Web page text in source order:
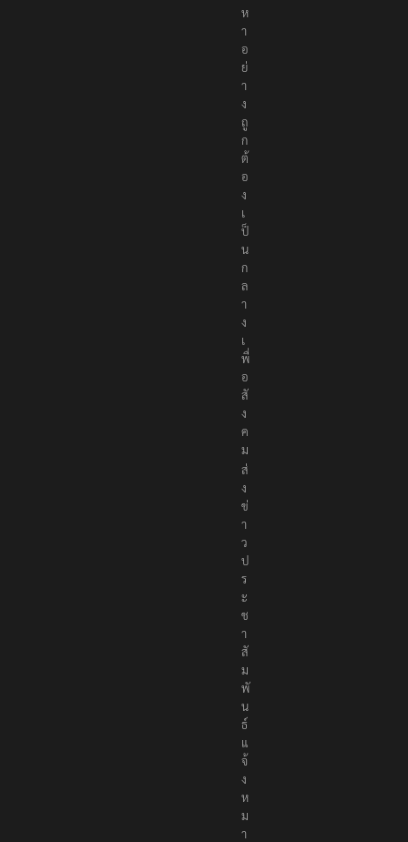
ห
า
อ
ย่
า
ง
ถู
ก
ต้
อ
ง
เ
ป็
น
ก
ล
า
ง
เ
พื่
อ
สั
ง
ค
ม
ส่
ง
ข่
า
ว
ป
ร
ะ
ช
า
สั
ม
พั
น
ธ์
แ
จ้
ง
ห
ม
า